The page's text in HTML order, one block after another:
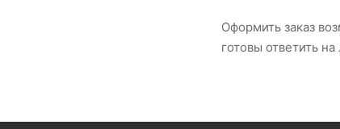
Оформить заказ
готовы ответить